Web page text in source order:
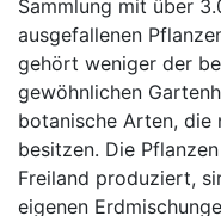
Sammlung mit über
ausgefallenen
gehört weniger der
gewöhnlichen
botanische Arten, die
besitzen. Die
Freiland produziert,
eigenen